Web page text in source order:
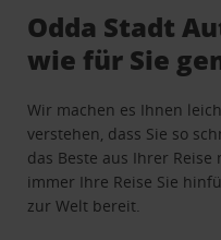
Odda Stadt
wie für Sie
Wir machen es Ihnen
verstehen, dass Sie so
das Beste aus Ihrer
immer Ihre Reise Sie
zur Welt bereit.